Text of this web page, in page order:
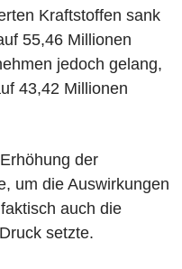
Kraftstoffen sank
55,46 Millionen
jedoch gelang,
43,42 Millionen
der
um die Auswirkungen
auch die
setzte.